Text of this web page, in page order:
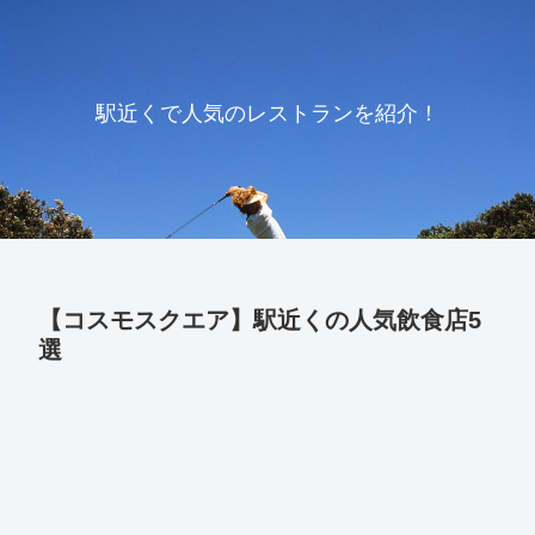
駅近くで人気のレストランを紹介！
【コスモスクエア】駅近くの人気飲食店5
選